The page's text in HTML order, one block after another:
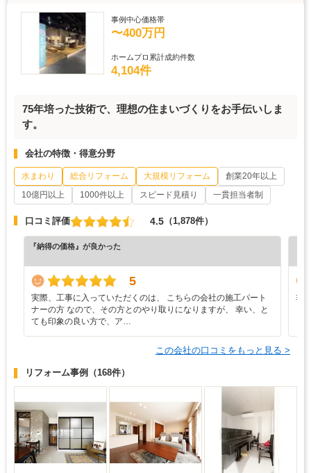
事例中心価格帯
〜400万円
ホームプロ累計成約件数
4,104件
75年培った技術で、理想の住まいづくりをお手伝いしま
す。
会社の特徴・得意分野
水まわり 総合リフォーム 大規模リフォーム
創業20年以上
10億円以上
1000件以上 スピード見積り 一貫担当者制
口コミ評価 4.5 （1,878件）
『納得の価格』が良かった
5
実際、工事に入っていただくのは、 こちらの会社の施工パート
ナーの方 なので、その方とのやり取りになりますが、 幸い、と
ても印象の良い方で、ア…
非
この会社の口コミをもっと見る >
リフォーム事例 （168件）